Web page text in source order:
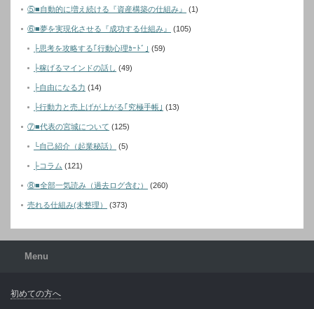
⑤■自動的に増え続ける『資産構築の仕組み』 (1)
⑥■夢を実現化させる『成功する仕組み』 (105)
├思考を攻略する｢行動心理ｶｰﾄﾞ｣ (59)
├稼げるマインドの話し (49)
├自由になる力 (14)
├行動力と売上げが上がる｢究極手帳｣ (13)
⑦■代表の宮城について (125)
└自己紹介（起業秘話） (5)
├コラム (121)
⑧■全部一気読み（過去ログ含む） (260)
売れる仕組み(未整理） (373)
Menu
初めての方へ